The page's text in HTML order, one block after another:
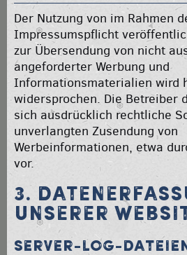
Der Nutzung von im Rahmen
Impressumspflicht
zur Übersendung von nicht
angeforderter Werbung und
Informationsmaterialien wird
widersprochen. Die Betreiber
sich ausdrücklich rechtliche
unverlangten Zusendung von
Werbeinformationen, etwa
vor.
3.
UNSERER
Server-Log-